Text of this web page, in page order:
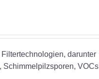
darunter
Schimmelpilzsporen, VOCs